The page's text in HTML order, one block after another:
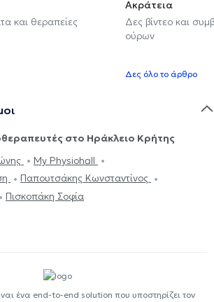
και θεραπείες
Ακράτεια
Δες βίντεο και
ούρων
Δες όλο το άρθρο
στο Ηράκλειο Κρήτης
My Physiohall
Παπουτσάκης Κωνσταντίνος
Πισκοπάκη Σοφία
ένα end-to-end solution που υποστηρίζει τον